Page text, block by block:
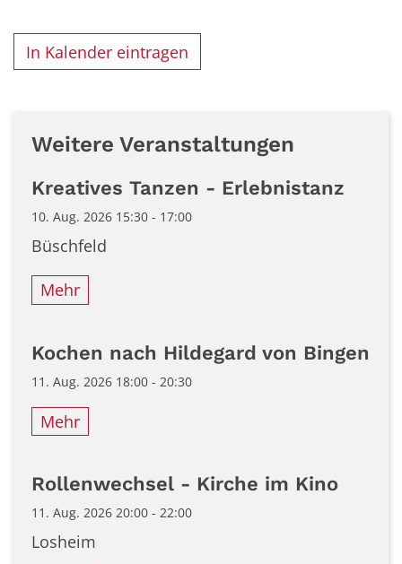
In Kalender eintragen
Weitere Veranstaltungen
Kreatives Tanzen - Erlebnistanz
10. Aug. 2026 15:30 - 17:00
Büschfeld
Mehr
Kochen nach Hildegard von Bingen
11. Aug. 2026 18:00 - 20:30
Mehr
Rollenwechsel - Kirche im Kino
11. Aug. 2026 20:00 - 22:00
Losheim